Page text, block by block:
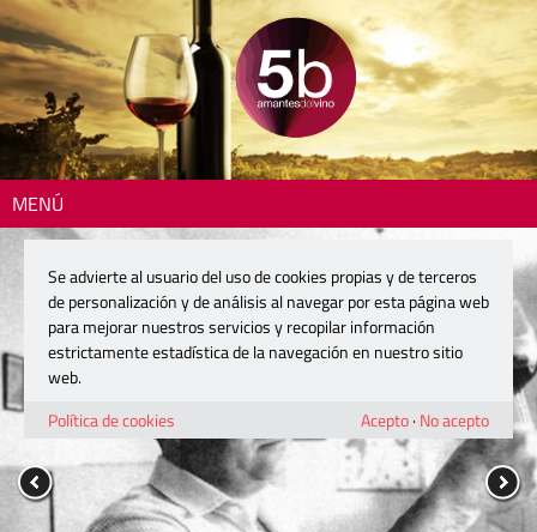
MENÚ
Se advierte al usuario del uso de cookies propias y de terceros
de personalización y de análisis al navegar por esta página web
para mejorar nuestros servicios y recopilar información
estrictamente estadística de la navegación en nuestro sitio
web.
Política de cookies
Acepto· No acepto